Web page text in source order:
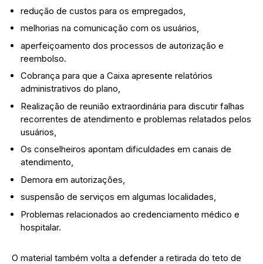
redução de custos para os empregados,
melhorias na comunicação com os usuários,
aperfeiçoamento dos processos de autorização e
reembolso.
Cobrança para que a Caixa apresente relatórios
administrativos do plano,
Realização de reunião extraordinária para discutir falhas
recorrentes de atendimento e problemas relatados pelos
usuários,
Os conselheiros apontam dificuldades em canais de
atendimento,
Demora em autorizações,
suspensão de serviços em algumas localidades,
Problemas relacionados ao credenciamento médico e
hospitalar.
O material também volta a defender a retirada do teto de